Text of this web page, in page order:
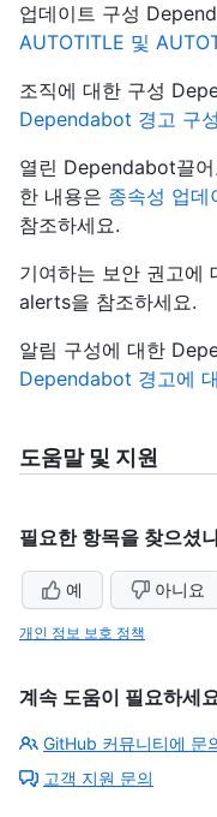
업데이트 구성
AUTOTITLE 및
조직에 대한 구성
Dependabot 경고 구성
열린 Dependabot끌
한 내용은 종속성 업데
참조하세요.
기여하는 보안 권고에
alerts을 참조하세요.
알림 구성에 대한
Dependabot 경고에
도움말 및 지원
필요한 항목을 찾으셨
예 아니요
개인 정보 보호 정책
계속 도움이 필요하세
GitHub 커뮤니티에 문
고객 지원 문의